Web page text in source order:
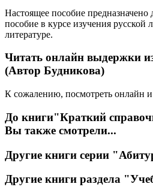
Настоящее пособие
пособие в курсе изучения
литературе.
Читать онлайн выдержки
(Автор Будникова)
К сожалению, посмотреть онлайн и
До книги"Краткий
Вы также смотрели...
Другие книги серии
Другие книги раздела